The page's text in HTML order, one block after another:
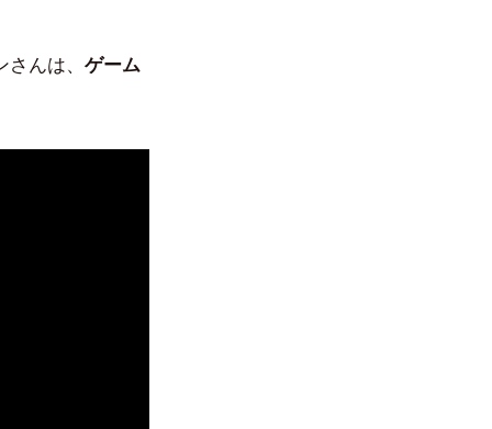
んは、 ゲーム